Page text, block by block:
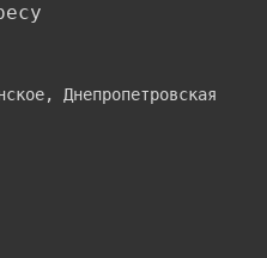
Днепропетровская